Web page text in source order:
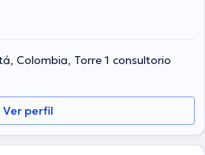
Colombia, Torre 1 consultorio
Ver perfil